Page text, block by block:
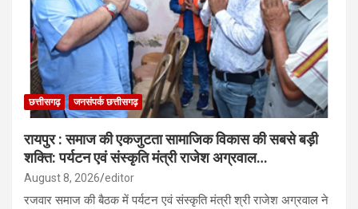
छत्तीसगढ़ जनसंपर्क छत्तीसगढ़
रायपुर : समाज की एकजुटता सामाजिक विकास की सबसे बड़ी
शक्ति: पर्यटन एवं संस्कृति मंत्री राजेश अग्रवाल…
August 8, 2026 editor
रजवार समाज की बैठक में पर्यटन एवं संस्कृति मंत्री श्री राजेश अग्रवाल ने